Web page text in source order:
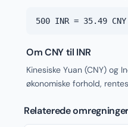
500 INR = 35.49 CNY
Om CNY til INR
Kinesiske Yuan (CNY) og
økonomiske forhold,
Relaterede omregninger